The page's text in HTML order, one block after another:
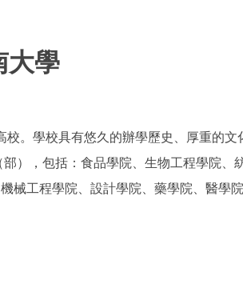
大學
。學校具有悠久的辦學歷史、厚重的
），包括：食品學院、生物工程學院、
械工程學院、設計學院、藥學院、醫學